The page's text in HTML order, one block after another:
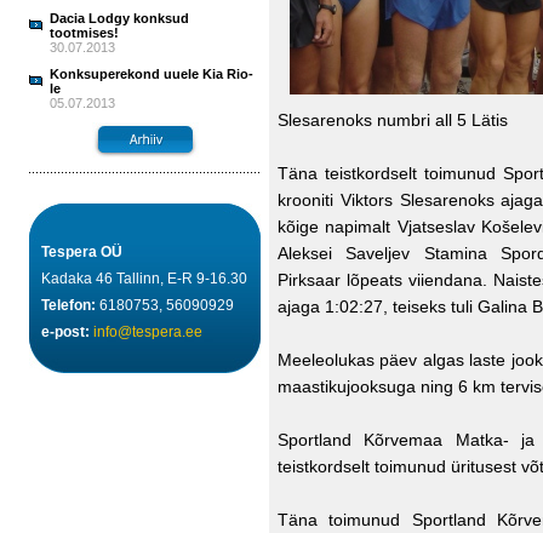
Dacia Lodgy konksud
tootmises!
30.07.2013
Konksuperekond uuele Kia Rio-
le
05.07.2013
Tespera OÜ
Kadaka 46 Tallinn, E-R 9-16.30
Telefon: 6180753, 56090929
e-post: info@tespera.ee
Slesarenoks numbri all 5 Lätis
Täna teistkordselt toimunud
krooniti Viktors Slesarenoks
kõige napimalt Vjatseslav
Aleksei Saveljev Stamina
Pirksaar lõpeats viiendana.
ajaga 1:02:27, teiseks tuli Galina
Meeleolukas päev algas laste
maastikujooksuga ning 6 km
Sportland Kõrvemaa Matka-
teistkordselt toimunud üritusest
Täna toimunud Sportland